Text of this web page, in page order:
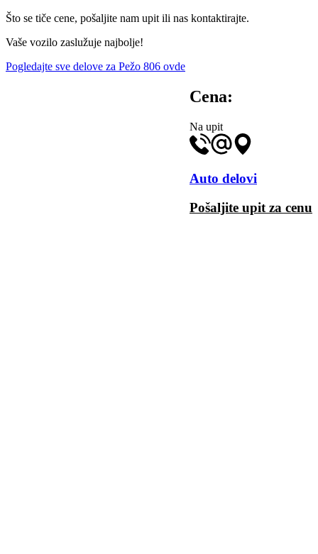
Što se tiče cene, pošaljite nam upit ili nas kontaktirajte.
Vaše vozilo zaslužuje najbolje!
Pogledajte sve delove za Pežo 806 ovde
Cena:
Na upit
Auto delovi
Pošaljite upit za cenu